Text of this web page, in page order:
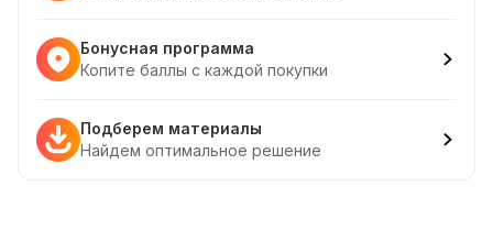
Бонусная программа
Копите баллы с каждой покупки
Подберем материалы
Найдем оптимальное решение